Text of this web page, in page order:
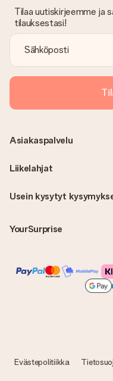
Tämä tarkoittaa sitä,
vastaanottajalle, mikä
Tilaa uutiskirjeemme ja
tilauksestasi!
Usein kysytyt
YourSurprise
Asiakaspalvelu
Liikelahjat
Evästepolitiikka